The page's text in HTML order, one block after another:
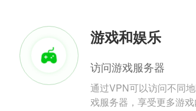
游戏和娱乐
访问游戏服务器
通过VPN可以访问不同
戏服务器，享受更多游